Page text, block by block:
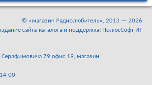
© «магазин Радиолюбитель» , 2013 — 2026
сайта-каталога и поддержка: ПолюсСофт ИТ
Серафимовича 79 офис 19, магазин
00